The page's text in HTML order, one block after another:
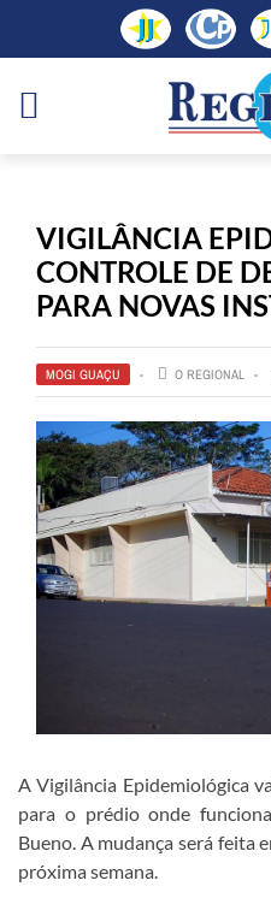
VIGILÂNCIA
CONTROLE DE
PARA NOVAS
MOGI GUAÇU O REGIONAL
A Vigilância Epidemiológica
para o prédio onde
Bueno. A mudança será feita
próxima semana.